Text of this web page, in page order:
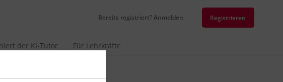
Bereits registriert? Anmelden Registrieren
der KI-Tutor Für Lehrkräfte